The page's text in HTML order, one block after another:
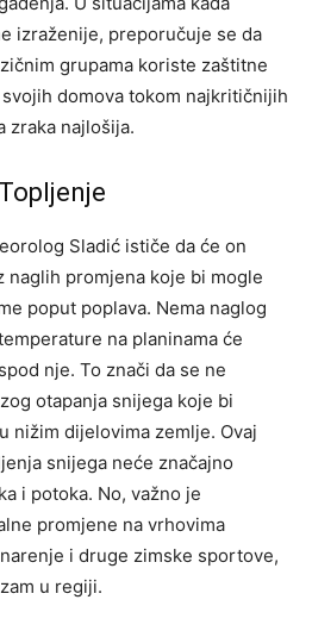
izraženije, preporučuje se da
grupama koriste zaštitne
domova tokom najkritičnijih
zraka najlošija.
Sladić ističe da će on
naglih promjena koje bi mogle
poput poplava. Nema naglog
na planinama će
nje. To znači da se ne
otapanja snijega koje bi
nižim dijelovima zemlje. Ovaj
snijega neće značajno
i potoka. No, važno je
promjene na vrhovima
i druge zimske sportove,
u regiji.